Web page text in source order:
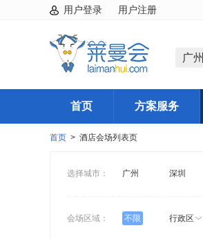
用户登录 用户注册
广州
首页 方案服务
首页 > 酒店会场列表页
选择城市： 广州 深圳
会场区域： 不限 行政区